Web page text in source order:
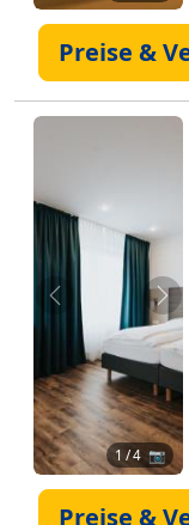
Preise &
Zurück
1 / 4 📷
Preise &